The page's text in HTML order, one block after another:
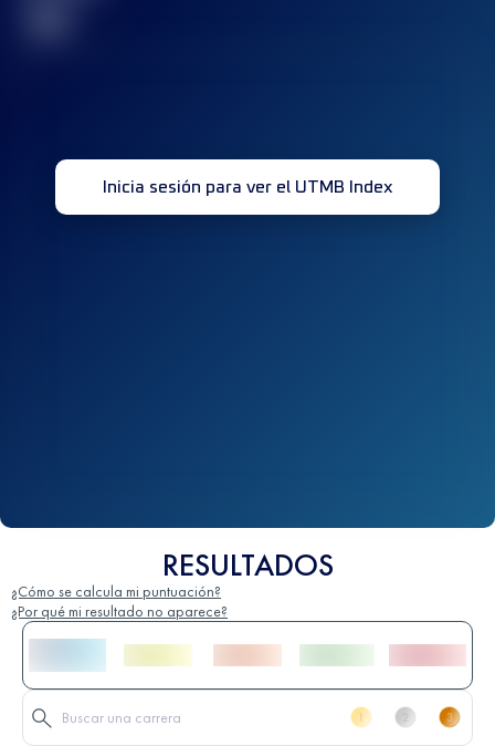
Inicia sesión para ver el UTMB Index
RESULTADOS
¿Cómo se calcula mi puntuación?
¿Por qué mi resultado no aparece?